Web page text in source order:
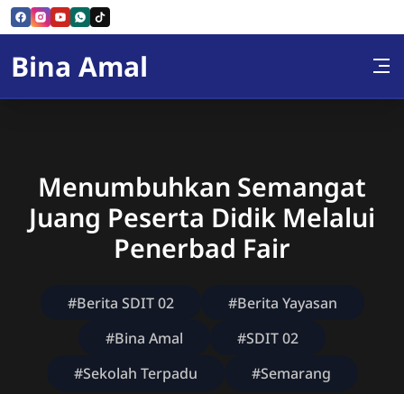
Skip to Content
Bina Amal
Menumbuhkan Semangat
Juang Peserta Didik Melalui
Penerbad Fair
#Berita SDIT 02
#Berita Yayasan
#Bina Amal
#SDIT 02
#Sekolah Terpadu
#Semarang